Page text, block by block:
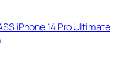
iPhone 14 Pro Ultimate